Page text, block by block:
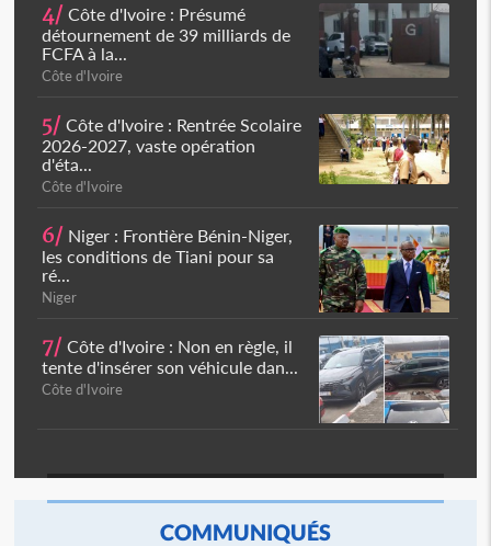
4/ Côte d'Ivoire : Présumé
détournement de 39 milliards de
FCFA à la...
Côte d'Ivoire
5/ Côte d'Ivoire : Rentrée Scolaire
2026-2027, vaste opération
d'éta...
Côte d'Ivoire
6/ Niger : Frontière Bénin-Niger,
les conditions de Tiani pour sa
ré...
Niger
7/ Côte d'Ivoire : Non en règle, il
tente d'insérer son véhicule dan...
Côte d'Ivoire
COMMUNIQUÉS